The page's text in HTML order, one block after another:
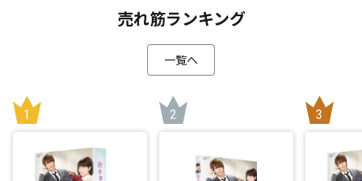
売れ筋ランキング
一覧へ